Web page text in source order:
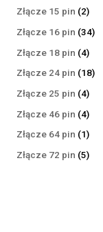
Złącze 15 pin 22
Złącze 16 pin 3434
Złącze 18 pin 44
Złącze 24 pin 1818
Złącze 25 pin 44
Złącze 46 pin 44
Złącze 64 pin 11
Złącze 72 pin 55